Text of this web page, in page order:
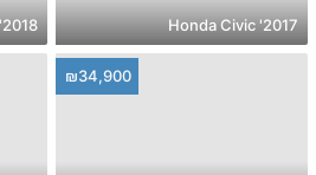
2017' Honda Civic
2018' Skoda Superb
₪34,900